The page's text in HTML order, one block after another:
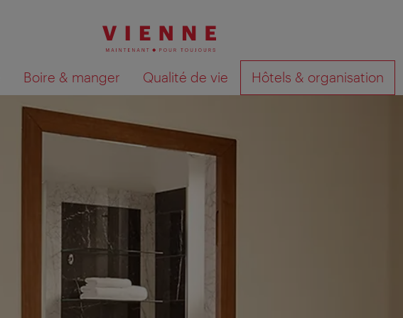
Boire & manger Qualité de vie Hôtels & organisation
Afficher les résultats de la recherche sur la carte
de vacances spéciales !
en ligne sur la satisfaction des visiteurs. À la fin de votre voyage